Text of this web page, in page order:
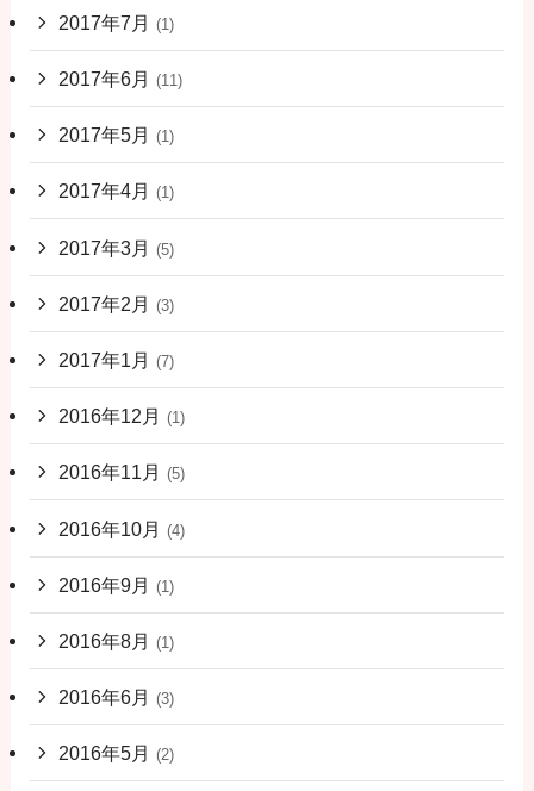
2017年7月 (1)
2017年6月 (11)
2017年5月 (1)
2017年4月 (1)
2017年3月 (5)
2017年2月 (3)
2017年1月 (7)
2016年12月 (1)
2016年11月 (5)
2016年10月 (4)
2016年9月 (1)
2016年8月 (1)
2016年6月 (3)
2016年5月 (2)